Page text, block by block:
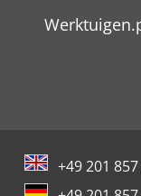
+49 201